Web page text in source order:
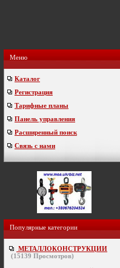
Меню
Каталог
Регистрация
Тарифные планы
Панель управления
Расширенный поиск
Связь с нами
Популярные категории
МЕТАЛЛОКОНСТРУКЦИИ
(15139 Просмотров)